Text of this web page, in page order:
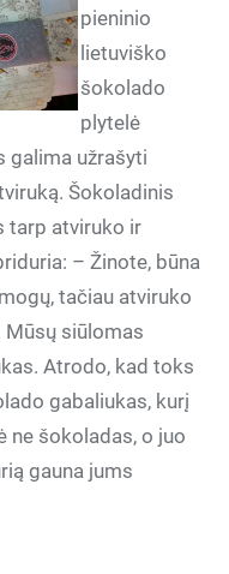
pieninio
lietuviško
šokolado
plytelė
galima užrašyti
Šokoladinis
tarp atviruko ir
– Žinote, būna
tačiau atviruko
Mūsų siūlomas
Atrodo, kad toks
gabaliukas, kurį
ne šokoladas, o juo
gauna jums